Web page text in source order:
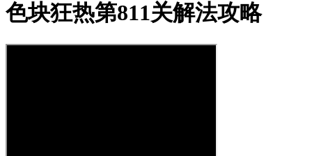
色块狂热第811关解法攻略